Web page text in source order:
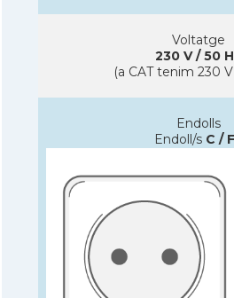
Voltatge
230 V / 50
(a CAT tenim 230
Endolls
Endoll/s C / F